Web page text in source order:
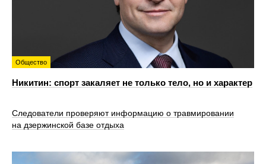
Общество
Никитин: спорт закаляет не только тело, но и характер
Следователи проверяют информацию о травмировании
на дзержинской базе отдыха